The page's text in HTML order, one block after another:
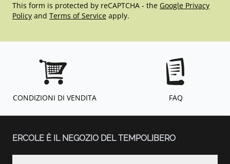
This form is protected by reCAPTCHA - the Google Privacy
Policy and Terms of Service apply.
CONDIZIONI DI VENDITA FAQ
ERCOLE È IL NEGOZIO DEL TEMPOLIBERO